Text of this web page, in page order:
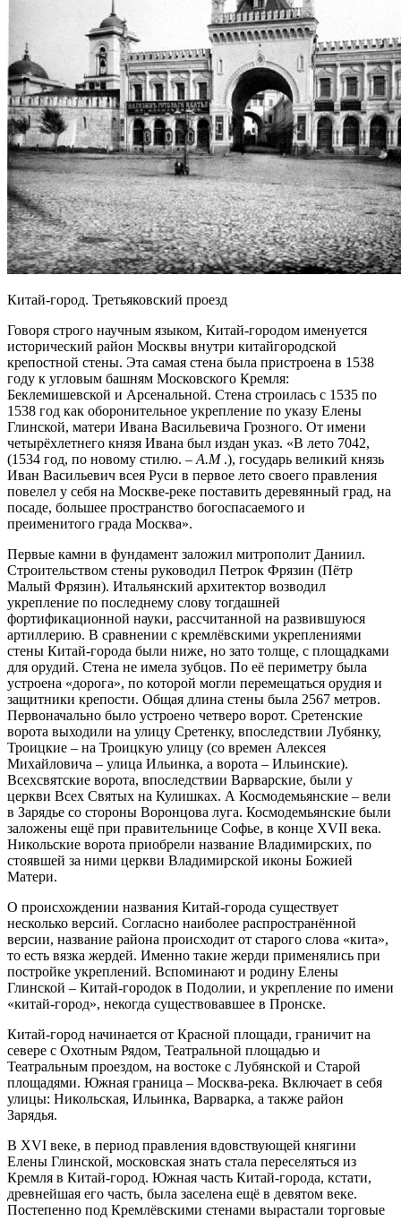
Китай-город. Третьяковский проезд
Говоря строго научным языком, Китай-городом именуется
исторический район Москвы внутри китайгородской
крепостной стены. Эта самая стена была пристроена в 1538
году к угловым башням Московского Кремля:
Беклемишевской и Арсенальной. Стена строилась с 1535 по
1538 год как оборонительное укрепление по указу Елены
Глинской, матери Ивана Васильевича Грозного. От имени
четырёхлетнего князя Ивана был издан указ. «В лето 7042,
(1534 год, по новому стилю. – А.М.), государь великий князь
Иван Васильевич всея Руси в первое лето своего правления
повелел у себя на Москве-реке поставить деревянный град, на
посаде, большее пространство богоспасаемого и
преименитого града Москва».
Первые камни в фундамент заложил митрополит Даниил.
Строительством стены руководил Петрок Фрязин (Пётр
Малый Фрязин). Итальянский архитектор возводил
укрепление по последнему слову тогдашней
фортификационной науки, рассчитанной на развившуюся
артиллерию. В сравнении с кремлёвскими укреплениями
стены Китай-города были ниже, но зато толще, с площадками
для орудий. Стена не имела зубцов. По её периметру была
устроена «дорога», по которой могли перемещаться орудия и
защитники крепости. Общая длина стены была 2567 метров.
Первоначально было устроено четверо ворот. Сретенские
ворота выходили на улицу Сретенку, впоследствии Лубянку,
Троицкие – на Троицкую улицу (со времен Алексея
Михайловича – улица Ильинка, а ворота – Ильинские).
Всехсвятские ворота, впоследствии Варварские, были у
церкви Всех Святых на Кулишках. А Космодемьянские – вели
в Зарядье со стороны Воронцова луга. Космодемьянские были
заложены ещё при правительнице Софье, в конце XVII века.
Никольские ворота приобрели название Владимирских, по
стоявшей за ними церкви Владимирской иконы Божией
Матери.
О происхождении названия Китай-города существует
несколько версий. Согласно наиболее распространённой
версии, название района происходит от старого слова «кита»,
то есть вязка жердей. Именно такие жерди применялись при
постройке укреплений. Вспоминают и родину Елены
Глинской – Китай-городок в Подолии, и укрепление по имени
«китай-город», некогда существовавшее в Пронске.
Китай-город начинается от Красной площади, граничит на
севере с Охотным Рядом, Театральной площадью и
Театральным проездом, на востоке с Лубянской и Старой
площадями. Южная граница – Москва-река. Включает в себя
улицы: Никольская, Ильинка, Варварка, а также район
Зарядья.
В XVI веке, в период правления вдовствующей княгини
Елены Глинской, московская знать стала переселяться из
Кремля в Китай-город. Южная часть Китай-города, кстати,
древнейшая его часть, была заселена ещё в девятом веке.
Постепенно под Кремлёвскими стенами вырастали торговые